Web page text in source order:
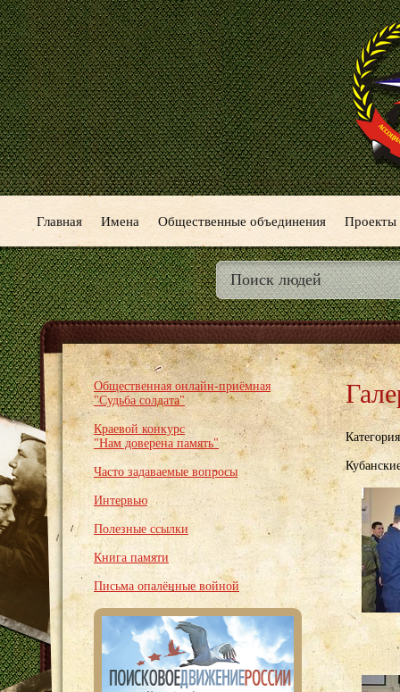
Главная Имена Общественные объединения Проекты
Общественная онлайн-приёмная
"Судьба солдата"
Краевой конкурс
"Нам доверена память"
Часто задаваемые вопросы
Интервью
Полезные ссылки
Книга памяти
Письма опалённые войной